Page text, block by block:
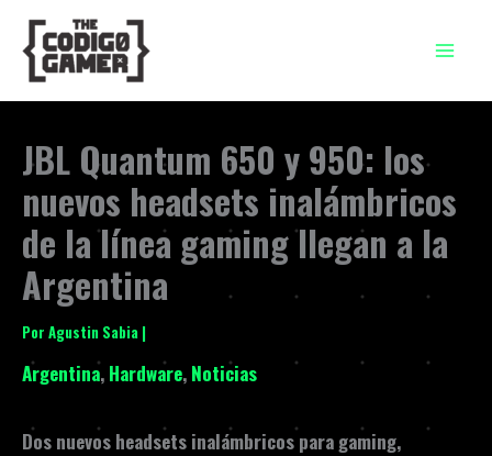
contenido
JBL Quantum 650 y 950: los
nuevos headsets inalámbricos
de la línea gaming llegan a la
Argentina
Por Agustin Sabia |
Argentina, Hardware, Noticias
Dos nuevos headsets inalámbricos para gaming,